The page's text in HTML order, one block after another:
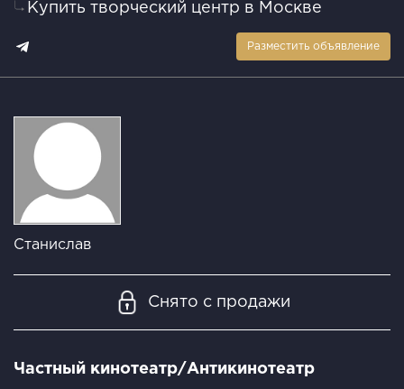
Купить творческий центр в Москве
Разместить объявление
Станислав
Снято с продажи
Частный кинотеатр/Антикинотеатр